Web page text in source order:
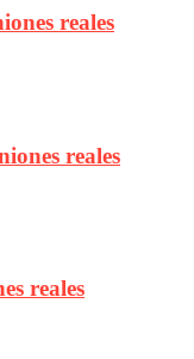
reales
reales
reales